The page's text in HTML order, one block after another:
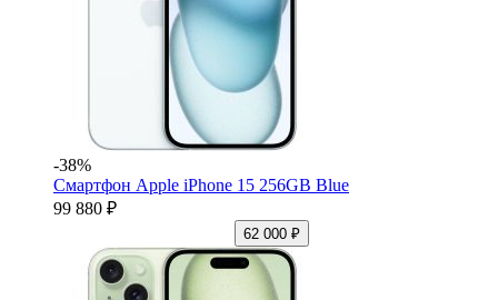
-38%
Смартфон Apple iPhone 15 256GB Blue
99 880 ₽
62 000 ₽